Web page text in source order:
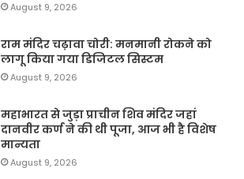
August 9, 2026
राम मंदिर चढ़ावा चोरी: मनमानी रोकने को
लागू किया गया डिजिटल सिस्टम
August 9, 2026
महाभारत से जुड़ा प्राचीन शिव मंदिर जहां
दानवीर कर्ण ने की थी पूजा, आज भी है विशेष
मान्यता
August 9, 2026